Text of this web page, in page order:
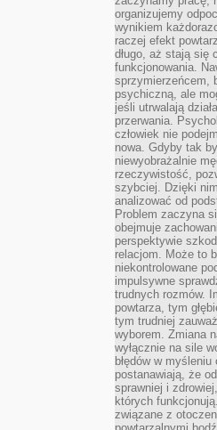
organizujemy
wynikiem
raczej efekt
długo, aż stają się
funkcjonowania.
sprzymierzeńcem,
psychiczną, ale
jeśli utrwalają
przerwania.
człowiek nie
nowa. Gdyby tak
niewyobrażalnie
rzeczywistość,
szybciej. Dzięki
analizować od
Problem zaczyna
obejmuje
perspektywie
relacjom. Może to
niekontrolowane
impulsywne
trudnych rozmów.
powtarza, tym
tym trudniej
wyborem. Zmiana
wyłącznie na sile
błędów w
postanawiają, że
sprawniej i
których
związane z